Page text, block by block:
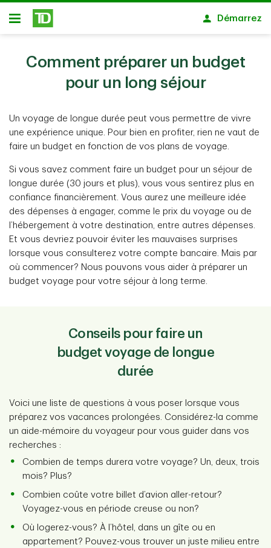
Passer au contenu principal
Ouvert
Démarrez
Comment préparer un budget
pour un long séjour
Un voyage de longue durée peut vous permettre de vivre
une expérience unique. Pour bien en profiter, rien ne vaut de
faire un budget en fonction de vos plans de voyage.
Si vous savez comment faire un budget pour un séjour de
longue durée (30 jours et plus), vous vous sentirez plus en
confiance financièrement. Vous aurez une meilleure idée
des dépenses à engager, comme le prix du voyage ou de
l’hébergement à votre destination, entre autres dépenses.
Et vous devriez pouvoir éviter les mauvaises surprises
lorsque vous consulterez votre compte bancaire. Mais par
où commencer? Nous pouvons vous aider à préparer un
budget voyage pour votre séjour à long terme.
Conseils pour faire un
budget voyage de longue
durée
Voici une liste de questions à vous poser lorsque vous
préparez vos vacances prolongées. Considérez-la comme
un aide-mémoire du voyageur pour vous guider dans vos
recherches :
Combien de temps durera votre voyage? Un, deux, trois
mois? Plus?
Combien coûte votre billet d’avion aller-retour?
Voyagez-vous en période creuse ou non?
Où logerez-vous? À l’hôtel, dans un gîte ou en
appartement? Pouvez-vous trouver un juste milieu entre